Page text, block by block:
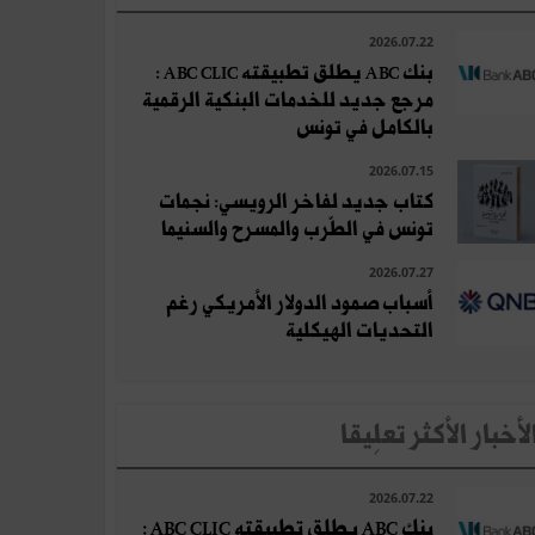
2026.07.22
بنك ABC يطلق تطبيقته ABC CLIC :
مرجع جديد للخدمات البنكية الرقمية
بالكامل في تونس
2026.07.15
كتاب جديد لفاخر الرويسي: نجمات
تونس في الطّرب والمسرح والسنيما
2026.07.27
أسباب صمود الدولار الأمريكي رغم
التحديات الهيكلية
الأكثر تعلِيقا
2026.07.22
بنك ABC يطلق تطبيقته ABC CLIC :